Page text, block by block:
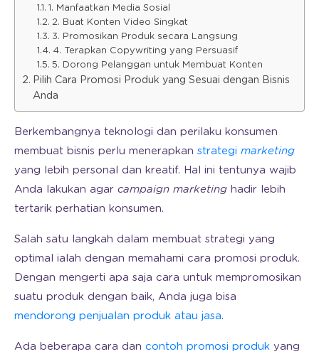
1. Manfaatkan Media Sosial
2. Buat Konten Video Singkat
3. Promosikan Produk secara Langsung
4. Terapkan Copywriting yang Persuasif
5. Dorong Pelanggan untuk Membuat Konten
Pilih Cara Promosi Produk yang Sesuai dengan Bisnis
Anda
Berkembangnya teknologi dan perilaku konsumen
membuat bisnis perlu menerapkan strategi marketing
yang lebih personal dan kreatif. Hal ini tentunya wajib
Anda lakukan agar campaign marketing hadir lebih
tertarik perhatian konsumen.
Salah satu langkah dalam membuat strategi yang
optimal ialah dengan memahami cara promosi produk.
Dengan mengerti apa saja cara untuk mempromosikan
suatu produk dengan baik, Anda juga bisa
mendorong penjualan produk atau jasa.
Ada beberapa cara dan contoh promosi produk yang